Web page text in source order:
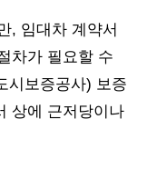
, 임대차 계약서
차가 필요할 수
시보증공사) 보증
상에 근저당이나